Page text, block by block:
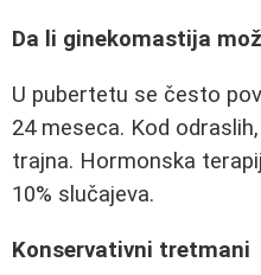
Da li ginekomastija
U pubertetu se često
24 meseca. Kod
trajna. Hormonska
10% slučajeva.
Konservativni tretmani